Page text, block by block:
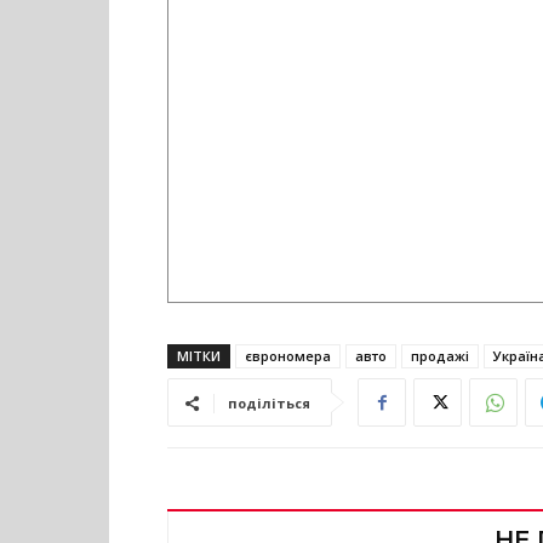
МІТКИ єврономера авто продажі
поділіться